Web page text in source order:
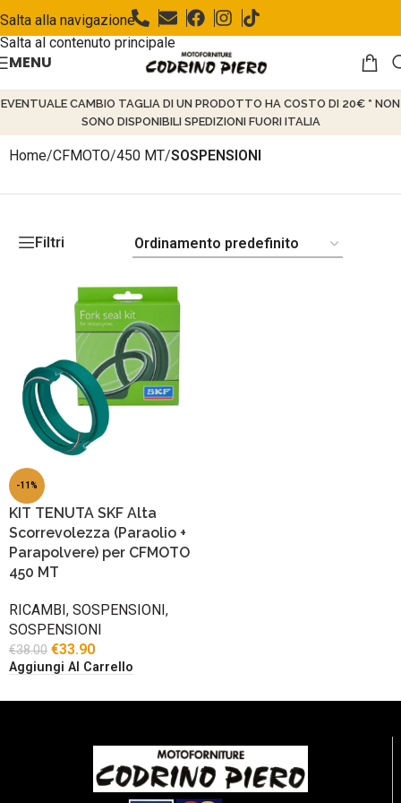
Salta alla navigazione
Salta al contenuto principale
MENU
EVENTUALE CAMBIO TAGLIA DI UN PRODOTTO HA COSTO DI 20€ * NON
SONO DISPONIBILI SPEDIZIONI FUORI ITALIA
Home/CFMOTO/450 MT/SOSPENSIONI
Filtri
-11%
KIT TENUTA SKF Alta
Scorrevolezza (Paraolio +
Parapolvere) per CFMOTO
450 MT
RICAMBI, SOSPENSIONI,
SOSPENSIONI
€38.00 €33.90
Aggiungi Al Carrello